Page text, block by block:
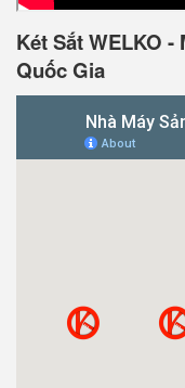
Két Sắt WELKO -
Quốc Gia